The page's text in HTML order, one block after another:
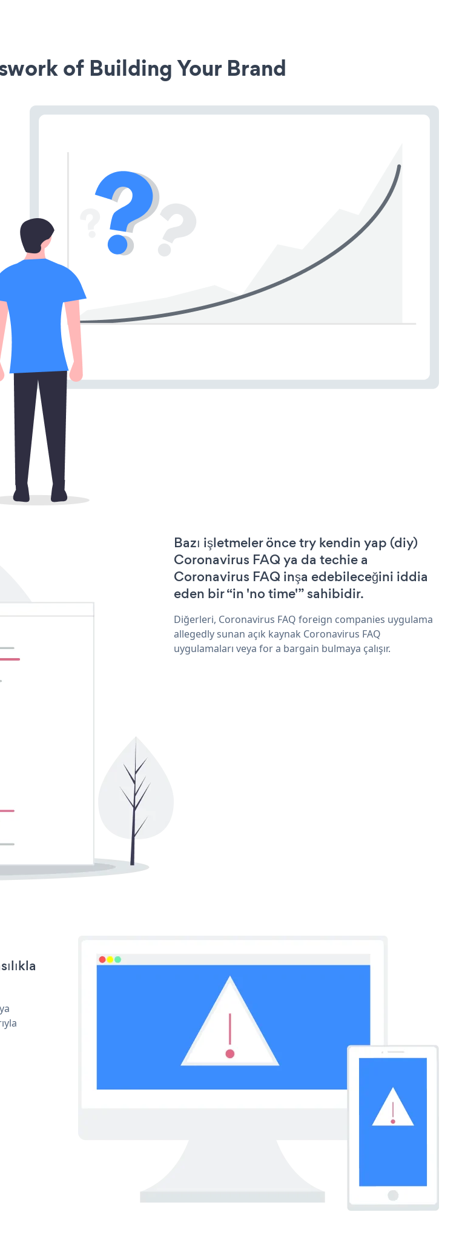
of Building Your Brand
Bazı işletmeler önce try kendin yap (diy)
Coronavirus FAQ ya da techie a
Coronavirus FAQ inşa edebileceğini iddia
eden bir “in 'no time'” sahibidir.
Diğerleri, Coronavirus FAQ foreign companies uygulama
allegedly sunan açık kaynak Coronavirus FAQ
uygulamaları veya for a bargain bulmaya çalışır.